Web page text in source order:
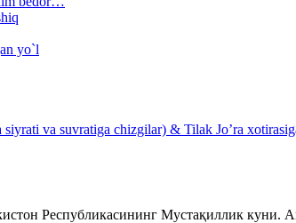
yo`l
va suvratiga chizgilar) & Tilak Jo’ra
Республикасининг Мустақиллик